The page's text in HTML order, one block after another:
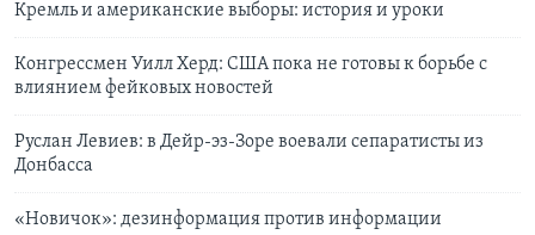
Кремль и американские выборы: история и уроки
Конгрессмен Уилл Херд: США пока не готовы к борьбе с
влиянием фейковых новостей
Руслан Левиев: в Дейр-эз-Зоре воевали сепаратисты из
Донбасса
«Новичок»: дезинформация против информации